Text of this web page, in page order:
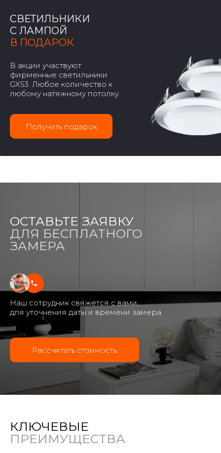
СВЕТИЛЬНИКИ
С ЛАМПОЙ
В ПОДАРОК
В акции участвуют
фирменные светильники
GX53. Любое количество к
любому натяжному потолку.
Получить подарок
Наш сотрудник свяжется с вами,
для уточнения даты и времени замера.
ОСТАВЬТЕ ЗАЯВКУ
ДЛЯ БЕСПЛАТНОГО
ЗАМЕРА
Рассчитать стоимость
КЛЮЧЕВЫЕ
ПРЕИМУЩЕСТВА